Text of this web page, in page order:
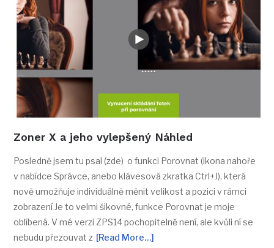
Zoner X a jeho vylepšený Náhled
Posledně jsem tu psal (zde) o funkci Porovnat (ikona nahoře
v nabídce Správce, anebo klávesová zkratka Ctrl+J), která
nově umožňuje individuálně měnit velikost a pozici v rámci
zobrazení Je to velmi šikovné, funkce Porovnat je moje
oblíbená. V mé verzi ZPS14 pochopitelně není, ale kvůli ní se
nebudu přezouvat z [Read More…]